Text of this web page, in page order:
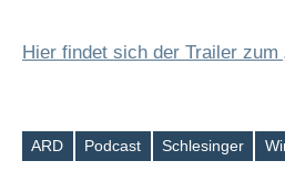
Hier findet sich der Trailer zum
Schlagwörter
ARD Podcast Schlesinger